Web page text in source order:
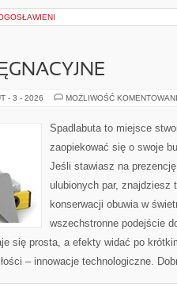
- 3 - 2026 MOŻLIWOŚĆ
Spadlabuta to miejsce
zaopiekować się o swoje
Jeśli stawiasz na
ulubionych par, znajdziesz
konserwacji obuwia w
wszechstronne podejście
się prosta, a efekty widać po
– innowacje technologiczne.